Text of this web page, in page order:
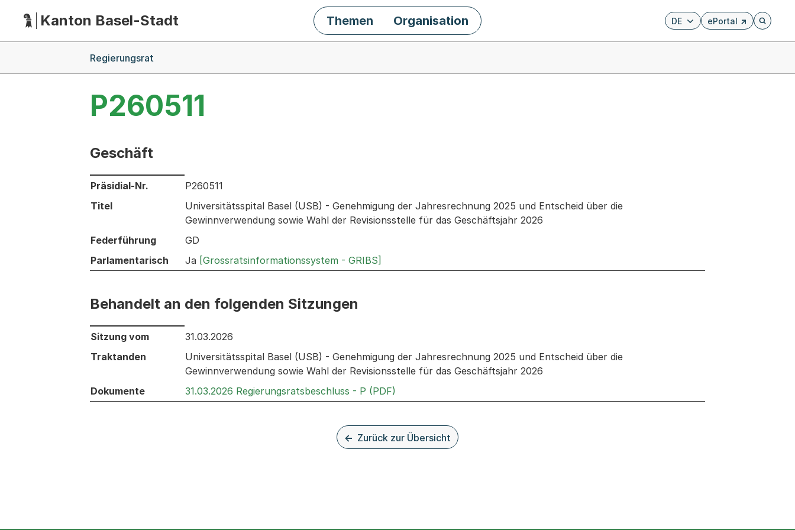
HauptnavigationKanton Basel-Stadt DE ePortal
Externer Link, wird in
Öffnet
Themen Organisation
Regierungsrat
P260511
Geschäft
Informationen zum Ausgewählten Geschäft
Präsidial-Nr.
P260511
Titel
Universitätsspital Basel (USB) - Genehmigung der Jahresrechnung 2025 und Entscheid über die
Gewinnverwendung sowie Wahl der Revisionsstelle für das Geschäftsjahr 2026
Federführung
GD
Parlamentarisch
Ja [Grossratsinformationssystem - GRIBS]
Behandelt an den folgenden Sitzungen
Behandelt an den folgenden Sitzungen: Informationen zu den Sitzungen zum Geschäft
Sitzung vom
31.03.2026
Traktanden
Universitätsspital Basel (USB) - Genehmigung der Jahresrechnung 2025 und Entscheid über die
Gewinnverwendung sowie Wahl der Revisionsstelle für das Geschäftsjahr 2026
Dokumente
31.03.2026 Regierungsratsbeschluss - P (PDF)
Zurück zur Übersicht